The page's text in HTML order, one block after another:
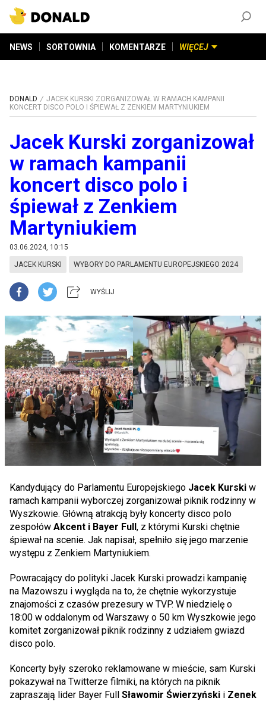
NEWS SORTOWNIA KOMENTARZE WIĘCEJ
DONALD
JACEK KURSKI ZORGANIZOWAŁ W RAMACH KAMPANII
KONCERT DISCO POLO I ŚPIEWAŁ Z ZENKIEM MARTYNIUKIEM
Jacek Kurski zorganizował
w ramach kampanii
koncert disco polo i
śpiewał z Zenkiem
Martyniukiem
03.06.2024, 10:15
JACEK KURSKI WYBORY DO PARLAMENTU EUROPEJSKIEGO 2024
WYŚLIJ
Kandydujący do Parlamentu Europejskiego Jacek Kurski w
ramach kampanii wyborczej zorganizował piknik rodzinny w
Wyszkowie. Główną atrakcją były koncerty disco polo
zespołów Akcent i Bayer Full, z którymi Kurski chętnie
śpiewał na scenie. Jak napisał, spełniło się jego marzenie
występu z Zenkiem Martyniukiem.
Powracający do polityki Jacek Kurski prowadzi kampanię
na Mazowszu i wygląda na to, że chętnie wykorzystuje
znajomości z czasów prezesury w TVP. W niedzielę o
18:00 w oddalonym od Warszawy o 50 km Wyszkowie jego
komitet zorganizował piknik rodzinny z udziałem gwiazd
disco polo.
Koncerty były szeroko reklamowane w mieście, sam Kurski
pokazywał na Twitterze filmiki, na których na piknik
zapraszają lider Bayer Full Sławomir Świerzyński i Zenek